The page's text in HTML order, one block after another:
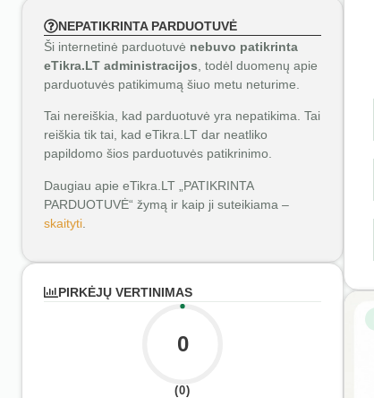
NEPATIKRINTA PARDUOTUVĖ
Ši internetinė parduotuvė nebuvo patikrinta
eTikra.LT administracijos , todėl duomenų apie
parduotuvės patikimumą šiuo metu neturime.
Tai nereiškia, kad parduotuvė yra nepatikima. Tai
reiškia tik tai, kad eTikra.LT dar neatliko
papildomo šios parduotuvės patikrinimo.
Daugiau apie eTikra.LT „PATIKRINTA
PARDUOTUVĖ“ žymą ir kaip ji suteikiama –
skaityti
PIRKĖJŲ VERTINIMAS
0
(0)